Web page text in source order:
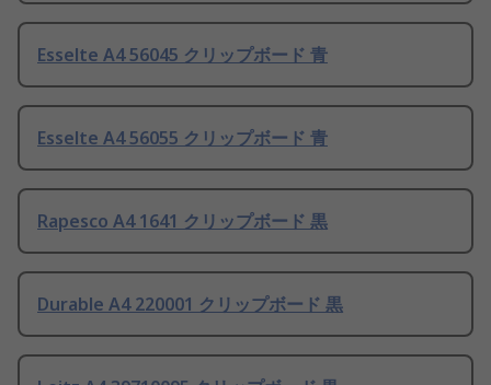
Esselte A4 56045 クリップボード 青
Esselte A4 56055 クリップボード 青
Rapesco A4 1641 クリップボード 黒
Durable A4 220001 クリップボード 黒